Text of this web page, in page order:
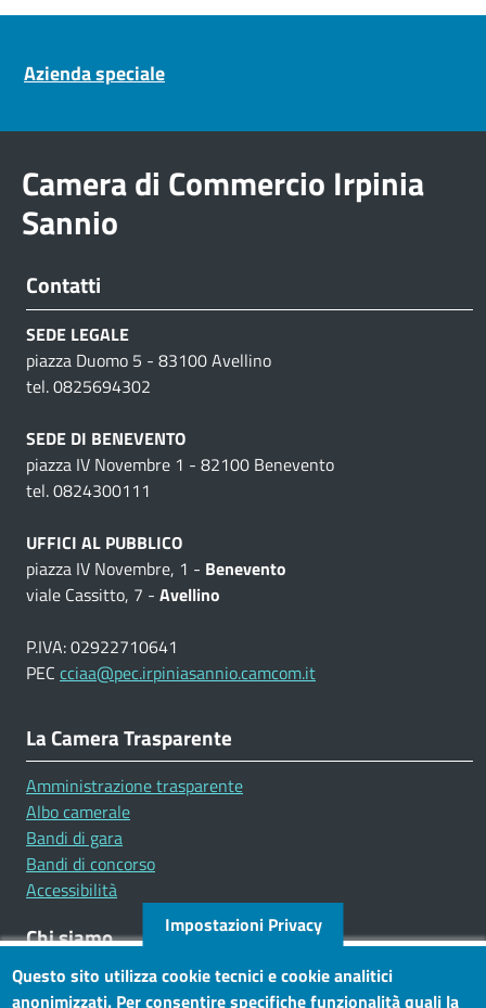
Azienda speciale
Camera di Commercio Irpinia
Sannio
Contatti
SEDE LEGALE
piazza Duomo 5 - 83100 Avellino
tel. 0825694302
SEDE DI BENEVENTO
piazza IV Novembre 1 - 82100 Benevento
tel. 0824300111
UFFICI AL PUBBLICO
piazza IV Novembre, 1 - Benevento
viale Cassitto, 7 - Avellino
P.IVA: 02922710641
PEC cciaa@pec.irpiniasannio.camcom.it
La Camera Trasparente
Amministrazione trasparente
Albo camerale
Bandi di gara
Bandi di concorso
Accessibilità
Chi siamo
Mission
Impostazioni Privacy
Questo sito utilizza cookie tecnici e cookie analitici
anonimizzati. Per consentire specifiche funzionalità quali la